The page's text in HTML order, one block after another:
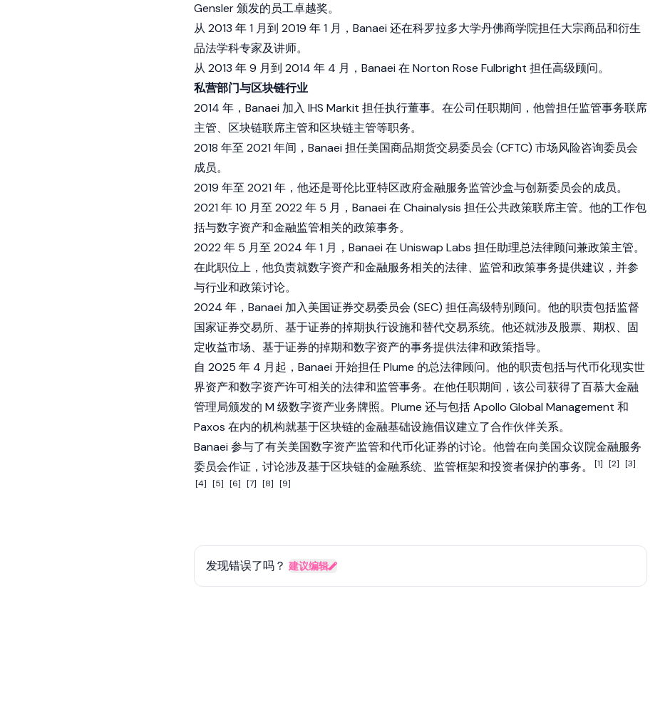
Gensler 颁发的员工卓越奖。
从 2013 年 1 月到 2019 年 1 月，Banaei 还在科罗拉多大学丹佛商学院担任大宗商品和衍生
品法学科专家及讲师。
从 2013 年 9 月到 2014 年 4 月，Banaei 在 Norton Rose Fulbright 担任高级顾问。
私营部门与区块链行业
2014 年，Banaei 加入 IHS Markit 担任执行董事。在公司任职期间，他曾担任监管事务联席
主管、区块链联席主管和区块链主管等职务。
2018 年至 2021 年间，Banaei 担任美国商品期货交易委员会 (CFTC) 市场风险咨询委员会
成员。
2019 年至 2021 年，他还是哥伦比亚特区政府金融服务监管沙盒与创新委员会的成员。
2021 年 10 月至 2022 年 5 月，Banaei 在 Chainalysis 担任公共政策联席主管。他的工作包
括与数字资产和金融监管相关的政策事务。
2022 年 5 月至 2024 年 1 月，Banaei 在 Uniswap Labs 担任助理总法律顾问兼政策主管。
在此职位上，他负责就数字资产和金融服务相关的法律、监管和政策事务提供建议，并参
与行业和政策讨论。
2024 年，Banaei 加入美国证券交易委员会 (SEC) 担任高级特别顾问。他的职责包括监督
国家证券交易所、基于证券的掉期执行设施和替代交易系统。他还就涉及股票、期权、固
定收益市场、基于证券的掉期和数字资产的事务提供法律和政策指导。
自 2025 年 4 月起，Banaei 开始担任 Plume 的总法律顾问。他的职责包括与代币化现实世
界资产和数字资产许可相关的法律和监管事务。在他任职期间，该公司获得了百慕大金融
管理局颁发的 M 级数字资产业务牌照。Plume 还与包括 Apollo Global Management 和
Paxos 在内的机构就基于区块链的金融基础设施倡议建立了合作伙伴关系。
Banaei 参与了有关美国数字资产监管和代币化证券的讨论。他曾在向美国众议院金融服务
委员会作证，讨论涉及基于区块链的金融系统、监管框架和投资者保护的事务。
[1] [2] [3]
[4] [5] [6] [7] [8] [9]
发现错误了吗？ 建议编辑